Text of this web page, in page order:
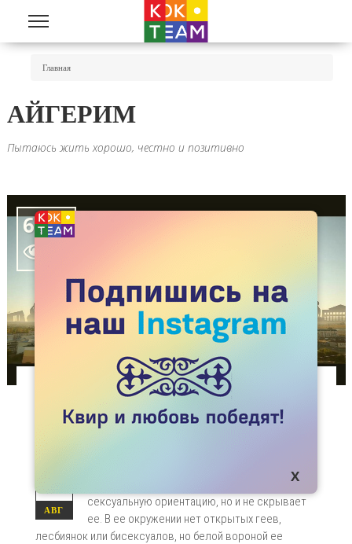
Перейти к основному содержанию
Главная
АЙГЕРИМ
Пытаюсь жить хорошо, честно и позитивно
6200

Я - ОЛИЦЕТВОРЕНИЕ СТЕРЕОТИПОВ О
БИСЕКСУАЛКАХ
24
АВГ
сексуальную ориентацию, но и не скрывает
ее. В ее окружении нет открытых геев,
лесбиянок или бисексуалов, но белой вороной ее